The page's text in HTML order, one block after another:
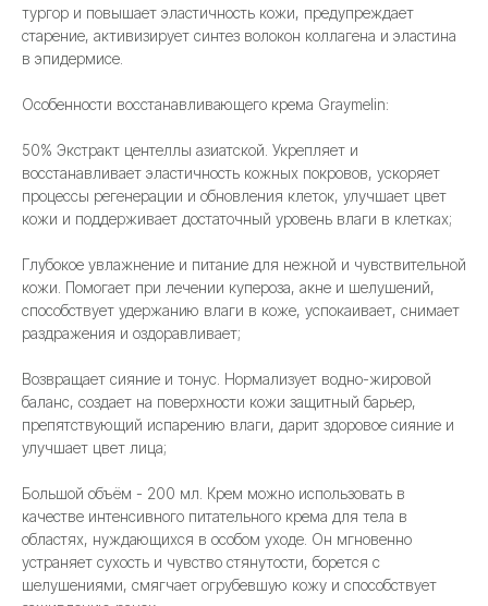
тургор и повышает эластичность кожи, предупреждает
старение, активизирует синтез волокон коллагена и эластина
в эпидермисе.
Особенности восстанавливающего крема Graymelin:
50% Экстракт центеллы азиатской. Укрепляет и
восстанавливает эластичность кожных покровов, ускоряет
процессы регенерации и обновления клеток, улучшает цвет
кожи и поддерживает достаточный уровень влаги в клетках;
Глубокое увлажнение и питание для нежной и чувствительной
кожи. Помогает при лечении купероза, акне и шелушений,
способствует удержанию влаги в коже, успокаивает, снимает
раздражения и оздоравливает;
Возвращает сияние и тонус. Нормализует водно-жировой
баланс, создает на поверхности кожи защитный барьер,
препятствующий испарению влаги, дарит здоровое сияние и
улучшает цвет лица;
Большой объём - 200 мл. Крем можно использовать в
качестве интенсивного питательного крема для тела в
областях, нуждающихся в особом уходе. Он мгновенно
устраняет сухость и чувство стянутости, борется с
шелушениями, смягчает огрубевшую кожу и способствует